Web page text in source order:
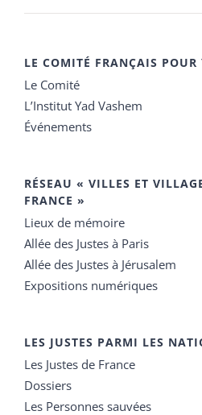
LE COMITÉ FRANÇAIS POUR
Le Comité
L’Institut Yad Vashem
Événements
RÉSEAU « VILLES ET
FRANCE »
Lieux de mémoire
Allée des Justes à Paris
Allée des Justes à Jérusalem
Expositions numériques
LES JUSTES PARMI LES
Les Justes de France
Dossiers
Les Personnes sauvées